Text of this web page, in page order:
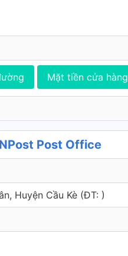
Mặt tiền cửa hàng
Post Office
Huyện Cầu Kè (ÐT: )